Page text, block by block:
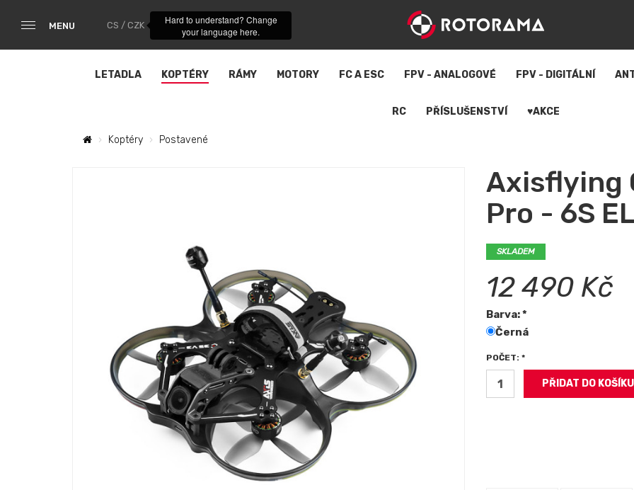
MENU CS / CZK
Hard to understand? Change
your language here.
LETADLA KOPTÉRY RÁMY MOTORY FC A ESC FPV - ANALOGOVÉ FPV - DIGITÁLNÍ
RC PŘÍSLUŠENSTVÍ ♥AKCE
Koptéry Postavené
Axisflying
Pro - 6S
SKLADEM
12 490 Kč
Barva: *
Černá
POČET: *